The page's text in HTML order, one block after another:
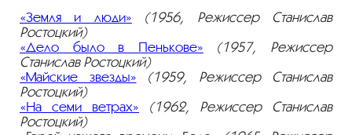
«Земля и люди»
(1956, Режиссер Станислав
Ростоцкий)
«Дело было в Пенькове»
(1957, Режиссер
Станислав Ростоцкий)
«Майские звезды»
(1959, Режиссер Станислав
Ростоцкий)
«На семи ветрах»
(1962, Режиссер Станислав
Ростоцкий)